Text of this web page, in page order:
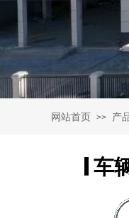
网站首页 >> 产
车